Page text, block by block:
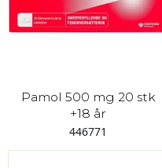
Pamol 500 mg 20 stk
+18 år
446771